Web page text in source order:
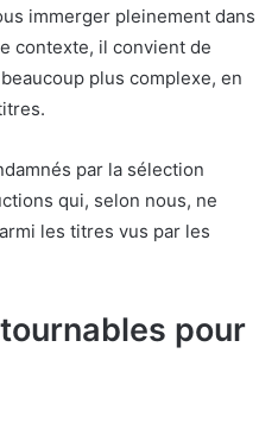
immerger pleinement dans
contexte, il convient de
beaucoup plus complexe, en
par la sélection
qui, selon nous, ne
les titres vus par les
pour